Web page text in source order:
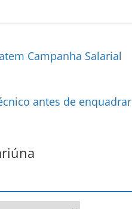
Campanha Salarial
antes de enquadrar